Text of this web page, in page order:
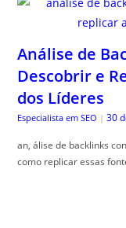
Análise de
Descobrir e
dos Líderes
Especialista em SEO | 30
an, álise de backlinks
como replicar essas